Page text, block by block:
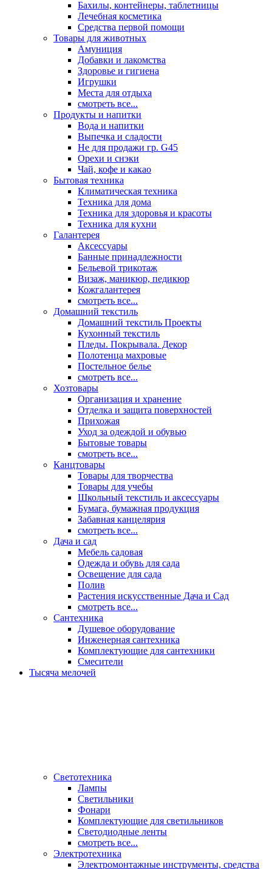
Бахилы, контейнеры, таблетницы
Лечебная косметика
Средства первой помощи
Товары для животных
Амуниция
Добавки и лакомства
Здоровье и гигиена
Игрушки
Места для отдыха
смотреть все...
Продукты и напитки
Вода и напитки
Выпечка и сладости
Не для продажи гр. G45
Орехи и снэки
Чай, кофе и какао
Бытовая техника
Климатическая техника
Техника для дома
Техника для здоровья и красоты
Техника для кухни
Галантерея
Аксессуары
Банные принадлежности
Бельевой трикотаж
Визаж, маникюр, педикюр
Кожгалантерея
смотреть все...
Домашний текстиль
Домашний текстиль Проекты
Кухонный текстиль
Пледы. Покрывала. Декор
Полотенца махровые
Постельное белье
смотреть все...
Хозтовары
Организация и хранение
Отделка и защита поверхностей
Прихожая
Уход за одеждой и обувью
Бытовые товары
смотреть все...
Канцтовары
Товары для творчества
Товары для учебы
Школьный текстиль и аксессуары
Бумага, бумажная продукция
Забавная канцелярия
смотреть все...
Дача и сад
Мебель садовая
Одежда и обувь для сада
Освещение для сада
Полив
Растения искусственные Дача и Сад
смотреть все...
Сантехника
Душевое оборудование
Инженерная сантехника
Комплектующие для сантехники
Смесители
Тысяча мелочей
Светотехника
Лампы
Светильники
Фонари
Комплектующие для светильников
Светодиодные ленты
смотреть все...
Электротехника
Электромонтажные инструменты, средства